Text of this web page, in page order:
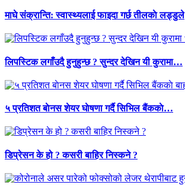
माघे संक्रान्ति: स्वास्थ्यलाई फाइदा गर्छ तीलकाे लड्डुले
लिपस्टिक लगाँउदै हुनुहुन्छ ? सुन्दर देखिन यी कुरामा…
५ प्रतिशत बाेनस शेयर घाेषणा गर्दै सिभिल बैंककाे…
डिप्रेसन के हो ? कसरी बाहिर निस्कने ?